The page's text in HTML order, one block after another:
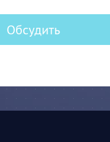
Обсудить